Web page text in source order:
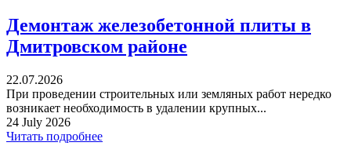
Демонтаж железобетонной плиты в
Дмитровском районе
22.07.2026
При проведении строительных или земляных работ нередко
возникает необходимость в удалении крупных...
24 July 2026
Читать подробнее